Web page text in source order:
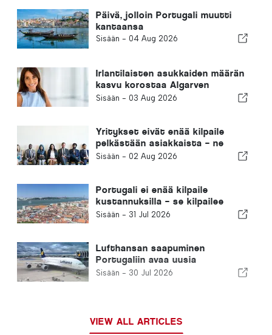
Päivä, jolloin Portugali muutti
kantaansa
Sisään - 04 Aug 2026
Irlantilaisten asukkaiden määrän
kasvu korostaa Algarven
muuttumista ympärivuotiseksi
Sisään - 03 Aug 2026
Yritykset eivät enää kilpaile
pelkästään asiakkaista – ne
kilpailevat osaavasta
Sisään - 02 Aug 2026
Portugali ei enää kilpaile
kustannuksilla – se kilpailee
ekosysteemeillä
Sisään - 31 Jul 2026
Lufthansan saapuminen
Portugaliin avaa uusia
mahdollisuuksia
Sisään - 30 Jul 2026
VIEW ALL ARTICLES